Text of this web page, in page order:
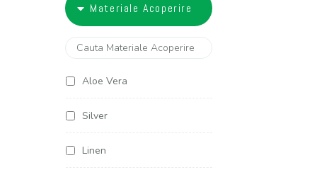
Materiale Acoperire
Aloe Vera
Silver
Linen